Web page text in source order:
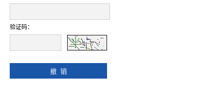
验证码：